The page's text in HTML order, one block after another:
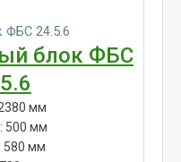
блок ФБС
мм
500 мм
580 мм